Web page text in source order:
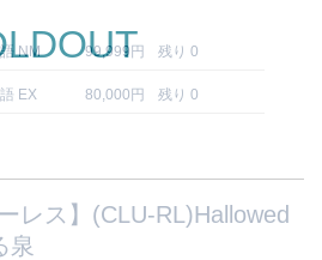
NM 99,999円 残り 0
EX 80,000円 残り 0
レス】(CLU-RL)Hallowed
泉